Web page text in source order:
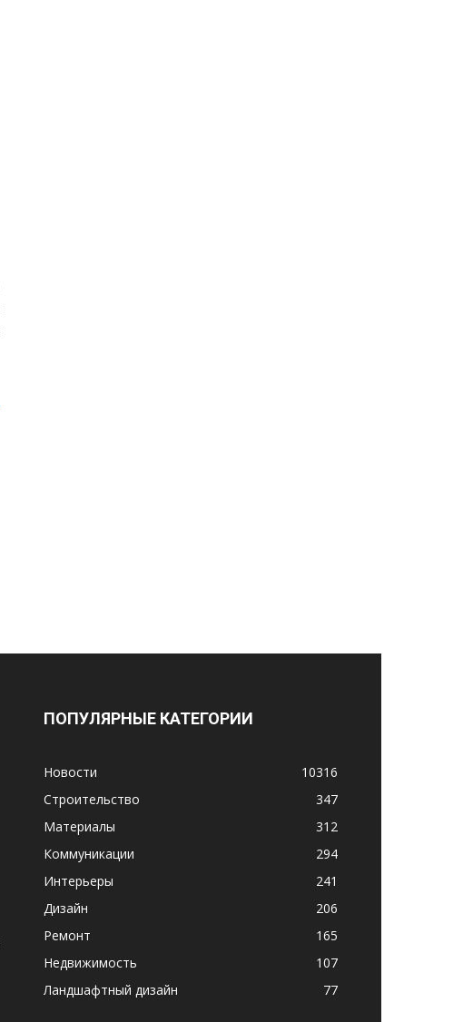
ПОПУЛЯРНЫЕ КАТЕГОРИИ
Новости
10316
Строительство
347
Материалы
312
Коммуникации
294
Интерьеры
241
Дизайн
206
Ремонт
165
Недвижимость
107
Ландшафтный дизайн
77